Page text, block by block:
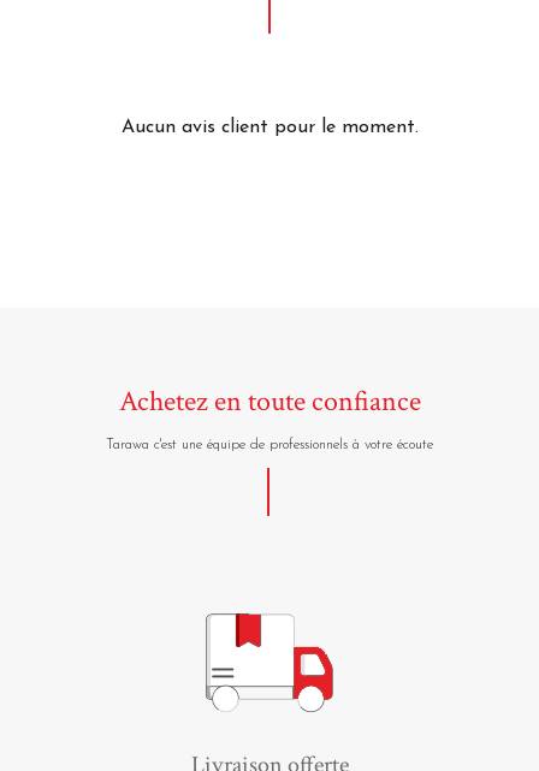
Aucun avis client pour le moment.
Achetez en toute confiance
Tarawa c'est une équipe de professionnels à votre écoute
Livraison offerte